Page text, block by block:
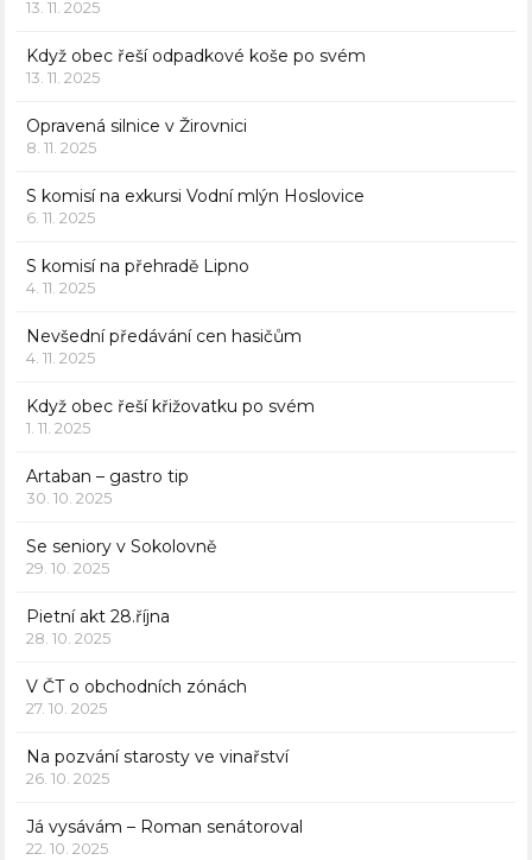
13. 11. 2025
Když obec řeší odpadkové koše po svém
13. 11. 2025
Opravená silnice v Žirovnici
8. 11. 2025
S komisí na exkursi Vodní mlýn Hoslovice
6. 11. 2025
S komisí na přehradě Lipno
4. 11. 2025
Nevšední předávání cen hasičům
4. 11. 2025
Když obec řeší křižovatku po svém
1. 11. 2025
Artaban – gastro tip
30. 10. 2025
Se seniory v Sokolovně
29. 10. 2025
Pietní akt 28.října
28. 10. 2025
V ČT o obchodních zónách
27. 10. 2025
Na pozvání starosty ve vinařství
26. 10. 2025
Já vysávám – Roman senátoroval
22. 10. 2025